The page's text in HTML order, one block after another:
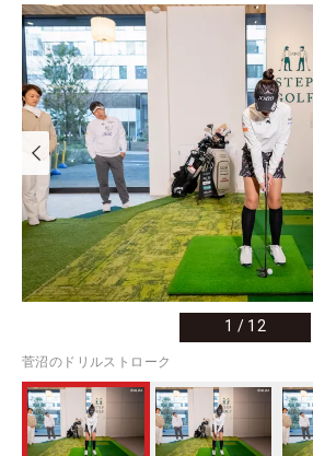
1 / 12
菅沼のドリルストローク